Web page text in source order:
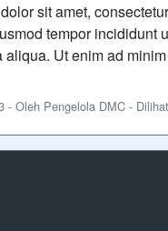
sit amet,
tempor incididunt
aliqua. Ut enim ad
- Oleh Pengelola DMC -